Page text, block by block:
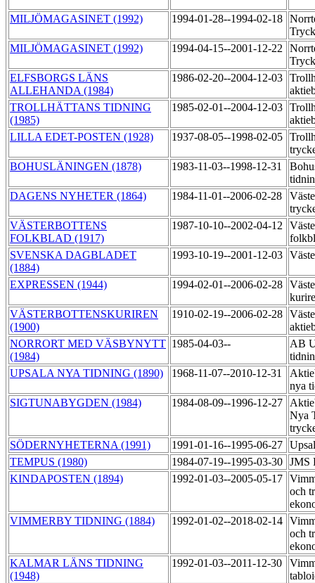
MILJÖMAGASINET (1992) 1994-01-28--1994-02-18
MILJÖMAGASINET (1992)
1994-04-15--2001-12-22
ELFSBORGS LÄNS
ALLEHANDA (1984)
1986-02-20--2004-12-03
TROLLHÄTTANS TIDNING
(1985)
1985-02-01--2004-12-03
LILLA EDET-POSTEN (1928)
1937-08-05--1998-02-05
BOHUSLÄNINGEN (1878)
1983-11-03--1998-12-31
DAGENS NYHETER (1864)
1984-11-01--2006-02-28
VÄSTERBOTTENS
FOLKBLAD (1917)
1987-10-10--2002-04-12
SVENSKA DAGBLADET
(1884)
1993-10-19--2001-12-03
EXPRESSEN (1944) 1994-02-01--2006-02-28
VÄSTERBOTTENSKURIREN
(1900)
1910-02-19--2006-02-28
NORRORT MED VÄSBYNYTT
(1984)
1985-04-03--
AB
UPSALA NYA TIDNING (1890)
1968-11-07--2010-12-31
nya
SIGTUNABYGDEN (1984)
1984-08-09--1996-12-27
Nya
SÖDERNYHETERNA (1991)
1991-01-16--1995-06-27
TEMPUS (1980)
1984-07-19--1995-03-30 JMS
KINDAPOSTEN (1894)
1992-01-03--2005-05-17
och
VIMMERBY TIDNING (1884)
1992-01-02--2018-02-14
och
KALMAR LÄNS TIDNING
(1948)
1992-01-03--2011-12-30